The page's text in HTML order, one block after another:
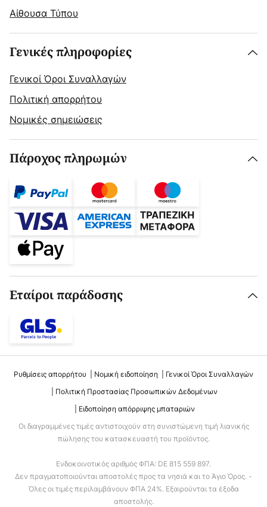
Αίθουσα Τύπου
Γενικές πληροφορίες
Γενικοί Όροι Συναλλαγών
Πολιτική απορρήτου
Νομικές σημειώσεις
Πάροχος πληρωμών
Εταίροι παράδοσης
Ρυθμίσεις απορρήτου Νομική ειδοποίηση
Γενικοί Όροι Συναλλαγών
Πολιτική Προστασίας Προσωπικών Δεδομένων
Ειδοποίηση απόρριψης μπαταριών
Οι διαγραμμένες τιμές αντιστοιχούν στη συνιστώμενη τιμή λιανικής
πώλησης του κατασκευαστή του προϊόντος.
Ενδοκοινοτικός αριθμός ΦΠΑ: DE 815 559 897.
Δεν πραγματοποιούνται αποστολές προς τα νησιά και το Άγιο Όρος. -
Όλες οι τιμές περιλαμβάνουν ΦΠΑ 24%. Εξαιρούνται τα έξοδα
αποστολής.